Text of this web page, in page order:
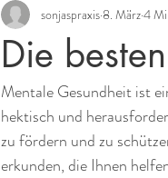
Die
sonjaspraxis 8. März4
Mentale Gesundheit ist
hektisch und
zu fördern und zu
erkunden, die Ihnen